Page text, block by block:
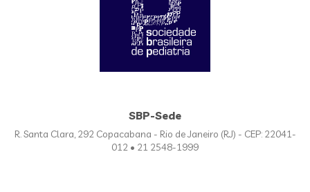
SBP-Sede
R. Santa Clara, 292 Copacabana - Rio de Janeiro (RJ) - CEP: 22041-
012 • 21 2548-1999